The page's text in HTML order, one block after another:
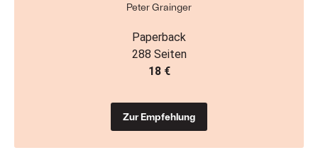
Peter Grainger
Paperback
288 Seiten
18 €
Zur Empfehlung